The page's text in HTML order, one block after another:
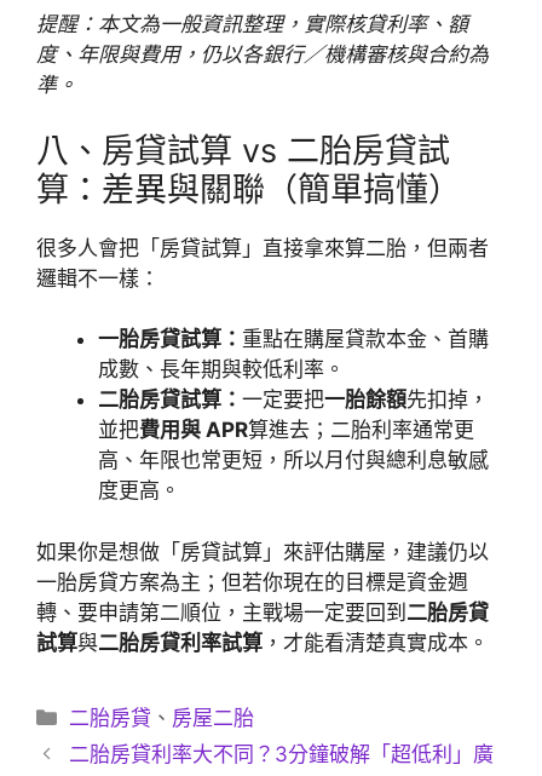
提醒：本文為一般資訊整理，實際核貸利率、額
度、年限與費用，仍以各銀行／機構審核與合約為
準。
八、房貸試算 vs 二胎房貸試
算：差異與關聯（簡單搞懂）
很多人會把「房貸試算」直接拿來算二胎，但兩者
邏輯不一樣：
一胎房貸試算： 重點在購屋貸款本金、首購
成數、長年期與較低利率。
二胎房貸試算： 一定要把一胎餘額先扣掉，
並把費用與 APR算進去；二胎利率通常更
高、年限也常更短，所以月付與總利息敏感
度更高。
如果你是想做「房貸試算」來評估購屋，建議仍以
一胎房貸方案為主；但若你現在的目標是資金週
轉、要申請第二順位，主戰場一定要回到 二胎房貸
試算與二胎房貸利率試算 ，才能看清楚真實成本。
分
類
二胎房貸 、 房屋二胎
二胎房貸利率大不同？3分鐘破解「超低利」廣